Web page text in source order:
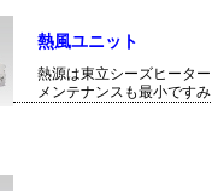
熱風ユニット
熱源は東立シーズヒータ
メンテナンスも最小です